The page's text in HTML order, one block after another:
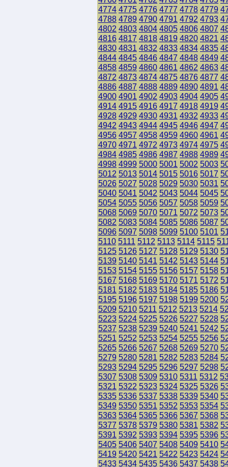
4774 4775 4776 4777 4778 4779
4788 4789 4790 4791 4792 4793
4802 4803 4804 4805 4806 4807
4816 4817 4818 4819 4820 4821
4830 4831 4832 4833 4834 4835
4844 4845 4846 4847 4848 4849
4858 4859 4860 4861 4862 4863
4872 4873 4874 4875 4876 4877
4886 4887 4888 4889 4890 4891
4900 4901 4902 4903 4904 4905
4914 4915 4916 4917 4918 4919
4928 4929 4930 4931 4932 4933
4942 4943 4944 4945 4946 4947
4956 4957 4958 4959 4960 4961
4970 4971 4972 4973 4974 4975
4984 4985 4986 4987 4988 4989
4998 4999 5000 5001 5002 5003
5012 5013 5014 5015 5016 5017
5026 5027 5028 5029 5030 5031
5040 5041 5042 5043 5044 5045
5054 5055 5056 5057 5058 5059
5068 5069 5070 5071 5072 5073
5082 5083 5084 5085 5086 5087
5096 5097 5098 5099 5100 5101
5110 5111 5112 5113 5114 5115
5125 5126 5127 5128 5129 5130
5139 5140 5141 5142 5143 5144
5153 5154 5155 5156 5157 5158
5167 5168 5169 5170 5171 5172
5181 5182 5183 5184 5185 5186
5195 5196 5197 5198 5199 5200
5209 5210 5211 5212 5213 5214
5223 5224 5225 5226 5227 5228
5237 5238 5239 5240 5241 5242
5251 5252 5253 5254 5255 5256
5265 5266 5267 5268 5269 5270
5279 5280 5281 5282 5283 5284
5293 5294 5295 5296 5297 5298
5307 5308 5309 5310 5311 5312
5321 5322 5323 5324 5325 5326
5335 5336 5337 5338 5339 5340
5349 5350 5351 5352 5353 5354
5363 5364 5365 5366 5367 5368
5377 5378 5379 5380 5381 5382
5391 5392 5393 5394 5395 5396
5405 5406 5407 5408 5409 5410
5419 5420 5421 5422 5423 5424
5433 5434 5435 5436 5437 5438